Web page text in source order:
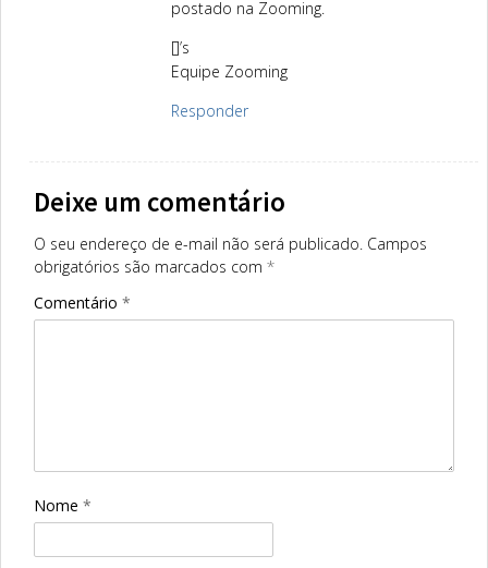
postado na Zooming.
[]’s
Equipe Zooming
Responder
Deixe um comentário
O seu endereço de e-mail não será publicado. Campos
obrigatórios são marcados com *
Comentário *
Nome *